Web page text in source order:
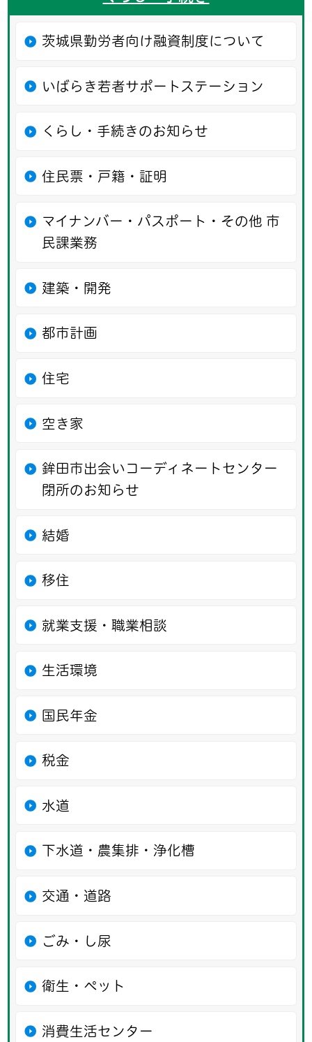
茨城県勤労者向け融資制度について
いばらき若者サポートステーション
くらし・手続きのお知らせ
住民票・戸籍・証明
マイナンバー・パスポート・その他 市
民課業務
建築・開発
都市計画
住宅
空き家
鉾田市出会いコーディネートセンター
閉所のお知らせ
結婚
移住
就業支援・職業相談
生活環境
国民年金
税金
水道
下水道・農集排・浄化槽
交通・道路
ごみ・し尿
衛生・ペット
消費生活センター